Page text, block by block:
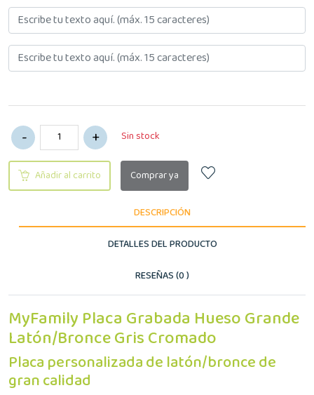
Sin stock
Añadir al carrito Comprar ya
DESCRIPCIÓN
DETALLES DEL PRODUCTO
RESEÑAS (0 )
MyFamily Placa Grabada Hueso Grande
Latón/Bronce Gris Cromado
Placa personalizada de latón/bronce de
gran calidad